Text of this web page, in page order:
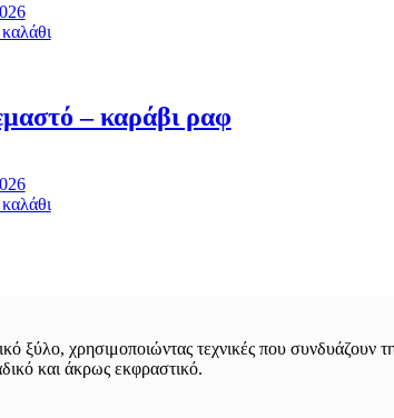
– καράβι ραφ
ξύλο, χρησιμοποιώντας τεχνικές που συνδυάζουν
και άκρως εκφραστικό.